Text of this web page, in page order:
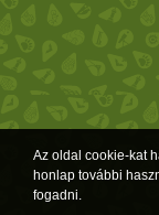
Az oldal cookie-kat
honlap további
fogadni.